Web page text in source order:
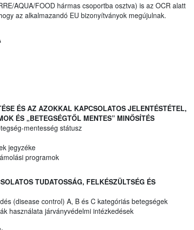
AQUA/FOOD hármas csoportba osztva) is az OCR alatt
az alkalmazandó EU bizonyítványok megújulnak.
ÉS AZ AZOKKAL KAPCSOLATOS JELENTÉSTÉTEL,
ÉS „BETEGSÉGTŐL MENTES” MINŐSÍTÉS
mentesség státusz
jegyzéke
programok
TUDATOSSÁG, FELKÉSZÜLTSÉG ÉS
(disease control) A, B és C kategóriás betegségek
használata járványvédelmi intézkedések